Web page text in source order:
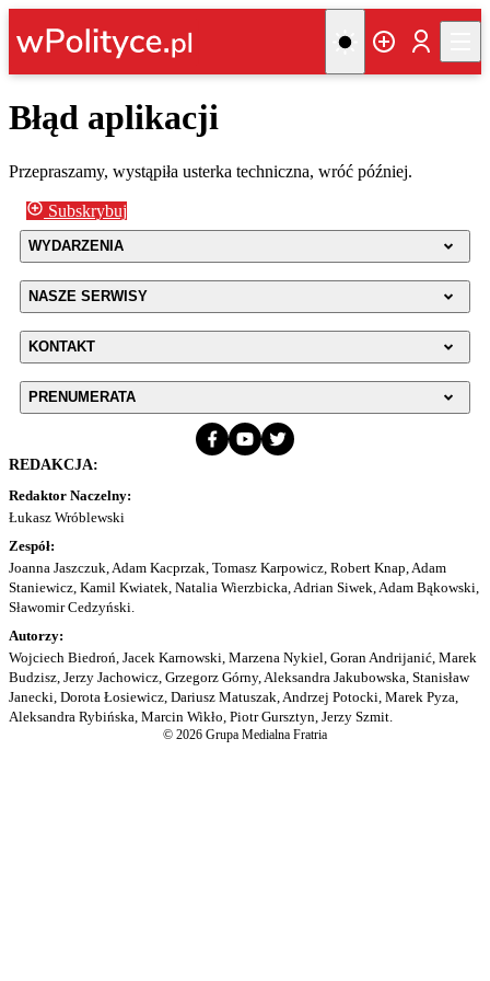
Błąd aplikacji
Przepraszamy, wystąpiła usterka techniczna, wróć później.
Subskrybuj
WYDARZENIA
NASZE SERWISY
KONTAKT
PRENUMERATA
REDAKCJA:
Redaktor Naczelny:
Łukasz Wróblewski
Zespół:
Joanna Jaszczuk, Adam Kacprzak, Tomasz Karpowicz, Robert Knap, Adam
Staniewicz, Kamil Kwiatek, Natalia Wierzbicka, Adrian Siwek, Adam Bąkowski,
Sławomir Cedzyński.
Autorzy:
Wojciech Biedroń, Jacek Karnowski, Marzena Nykiel, Goran Andrijanić, Marek
Budzisz, Jerzy Jachowicz, Grzegorz Górny, Aleksandra Jakubowska, Stanisław
Janecki, Dorota Łosiewicz, Dariusz Matuszak, Andrzej Potocki, Marek Pyza,
Aleksandra Rybińska, Marcin Wikło, Piotr Gursztyn, Jerzy Szmit.
© 2026 Grupa Medialna Fratria